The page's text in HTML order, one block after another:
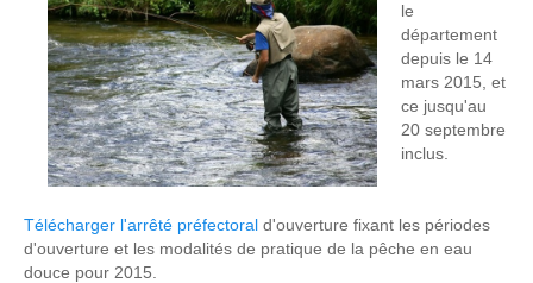
le
département
depuis le 14
mars 2015, et
ce jusqu'au
20 septembre
inclus.
Télécharger l'arrêté préfectoral d'ouverture fixant les périodes
d'ouverture et les modalités de pratique de la pêche en eau
douce pour 2015.